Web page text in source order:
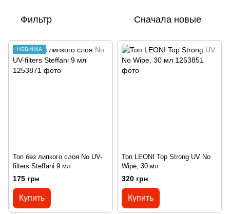
Фильтр Сначала новые
НОВИНКА
Топ без липкого слоя No UV-
filters Steffani 9 мл
175 грн
Купить
Топ LEONI Top Strong UV No
Wipe, 30 мл
320 грн
Купить